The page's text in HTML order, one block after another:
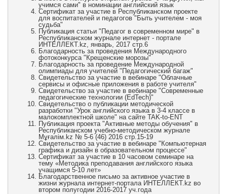
учимся сами" в номинации английский язык
Сертификат за участие в Республиканском проекте
для воспитателей и педагогов "Быть учителем - моя
судьба"
Публикация статьи "Педагог в современном мире" в
Республиканском журнале интернет - портале
ИНТЕЛЛЕКТ.kz, январь, 2017 стр.6
Благодарность за проведения Международного
фотоконкурса "Крещенские морозы"
Благодарность за проведение Международной
олимпиады для учителей "Педагогический багаж"
Свидетельство за участие в вебинаре "Облачные
сервисы и офисные приложения в работе учителя"
Свидетельство за участие в вебинаре "Современные
педагогические технологии (EdTech)"
Свидетельство о публикации методической
разработки "Урок английского языка в 3-4 классе в
малокомплектной школе" на сайте TAK-to-ENT
Публикация проекта "Активные методы обучения" в
Республиканском учебно-методическом журнале
Мұғалім.kz № 5-6 (46) 2016 стр.15-19
Свидетельство за участие в вебинаре "Компьютерная
графика и дизайн в образовательном процессе"
Сертификат за участие в 10 часовом семинаре на
тему «Методика преподавания английского языка
учащимся 5-10 лет»
Благодарственное письмо за активное участие в
жизни журнала интернет-портала ИНТЕЛЛЕКТ.kz во
втором полугодии 2016-2017 уч.года